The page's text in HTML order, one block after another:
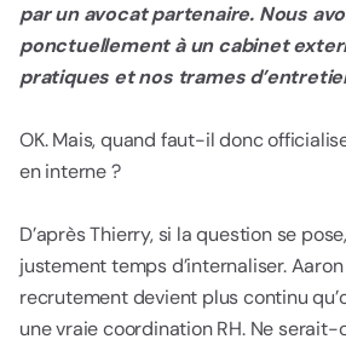
par un avocat partenaire. Nous
ponctuellement à un cabinet
pratiques et nos trames
OK. Mais, quand faut-il donc
en interne ?
D’après Thierry, si la question se
justement temps d’internaliser.
recrutement devient plus continu
une vraie coordination RH. Ne serait-